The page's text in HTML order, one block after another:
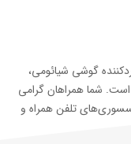
گوشی شیائومی،
است. شما همراهان گرامی
تلفن همراه و